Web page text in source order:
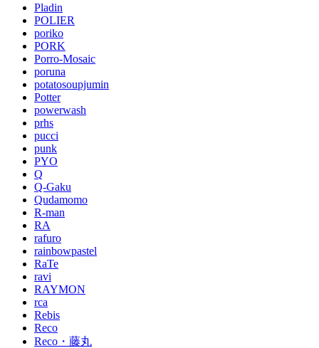
Pladin
POLIER
poriko
PORK
Porro-Mosaic
poruna
potatosoupjumin
Potter
powerwash
prhs
pucci
punk
PYO
Q
Q-Gaku
Qudamomo
R-man
RA
rafuro
rainbowpastel
RaTe
ravi
RAYMON
rca
Rebis
Reco
Reco・藤丸